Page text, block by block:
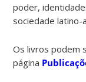
poder,
sociedade latino-
Os livros podem
página